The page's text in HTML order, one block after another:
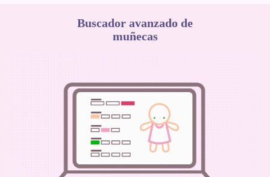
Buscador avanzado de
muñecas